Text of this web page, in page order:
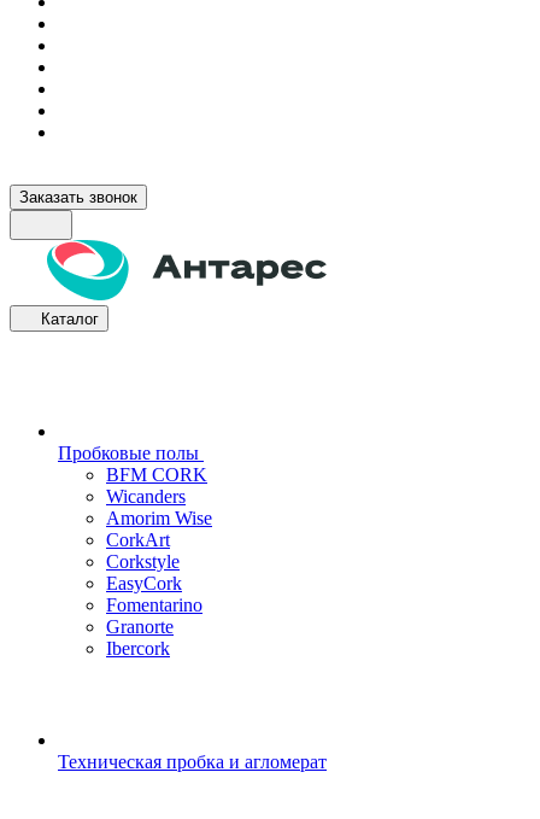
Заказать звонок
Каталог
Пробковые полы
BFM CORK
Wicanders
Amorim Wise
CorkArt
Corkstyle
EasyCork
Fomentarino
Granorte
Ibercork
Техническая пробка и агломерат